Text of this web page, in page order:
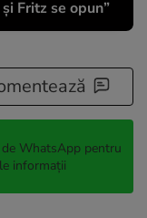
Fritz se opun”
WhatsApp pentru
informații